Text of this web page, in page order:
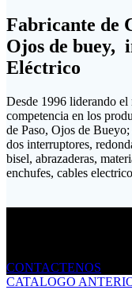
Fabricante de
Ojos de buey,
Eléctrico
Desde 1996 liderando
competencia en los
de Paso, Ojos de
dos interruptores,
bisel, abrazaderas,
enchufes, cables
CONTACTENOS
CATALOGO